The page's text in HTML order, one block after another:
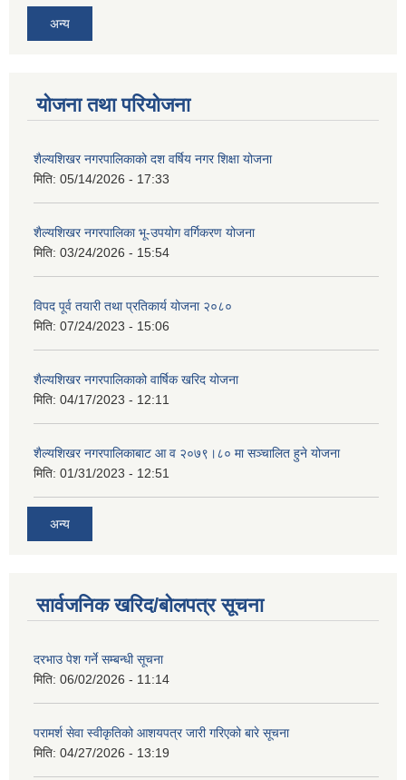
अन्य
योजना तथा परियोजना
शैल्यशिखर नगरपालिकाको दश वर्षिय नगर शिक्षा योजना
मिति: 05/14/2026 - 17:33
शैल्यशिखर नगरपालिका भू-उपयोग वर्गिकरण योजना
मिति: 03/24/2026 - 15:54
विपद पूर्व तयारी तथा प्रतिकार्य योजना २०८०
मिति: 07/24/2023 - 15:06
शैल्यशिखर नगरपालिकाको वार्षिक खरिद योजना
मिति: 04/17/2023 - 12:11
शैल्यशिखर नगरपालिकाबाट आ व २०७९।८० मा सञ्चालित हुने योजना
मिति: 01/31/2023 - 12:51
अन्य
सार्वजनिक खरिद/बोलपत्र सूचना
दरभाउ पेश गर्ने सम्बन्धी सूचना
मिति: 06/02/2026 - 11:14
परामर्श सेवा स्वीकृतिको आशयपत्र जारी गरिएको बारे सूचना
मिति: 04/27/2026 - 13:19